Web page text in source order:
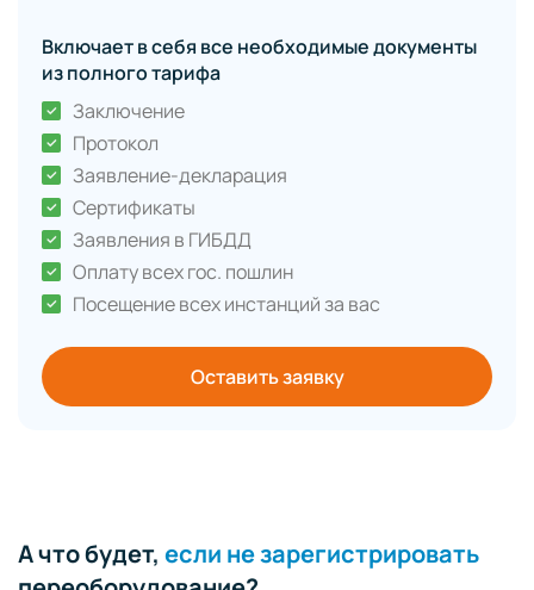
Включает в себя все необходимые документы
из полного тарифа
Заключение
Протокол
Заявление-декларация
Сертификаты
Заявления в ГИБДД
Оплату всех гос. пошлин
Посещение всех инстанций за вас
Оставить заявку
А что будет, если не зарегистрировать